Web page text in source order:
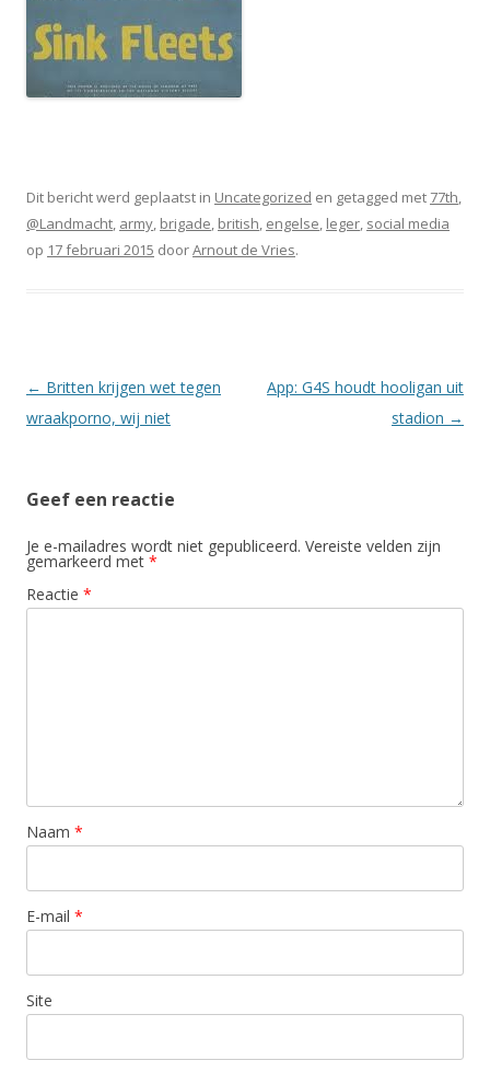
Dit bericht werd geplaatst in Uncategorized en getagged met 77th,
@Landmacht, army, brigade, british, engelse, leger, social media
op 17 februari 2015 doorArnout de Vries.
Berichtnavigatie
← Britten krijgen wet tegen
wraakporno, wij niet
App: G4S houdt hooligan uit
stadion →
Geef een reactie
Je e-mailadres wordt niet gepubliceerd. Vereiste velden zijn
gemarkeerd met *
Reactie *
Naam *
E-mail *
Site